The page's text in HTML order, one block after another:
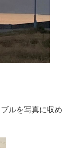
ルを写真に収め